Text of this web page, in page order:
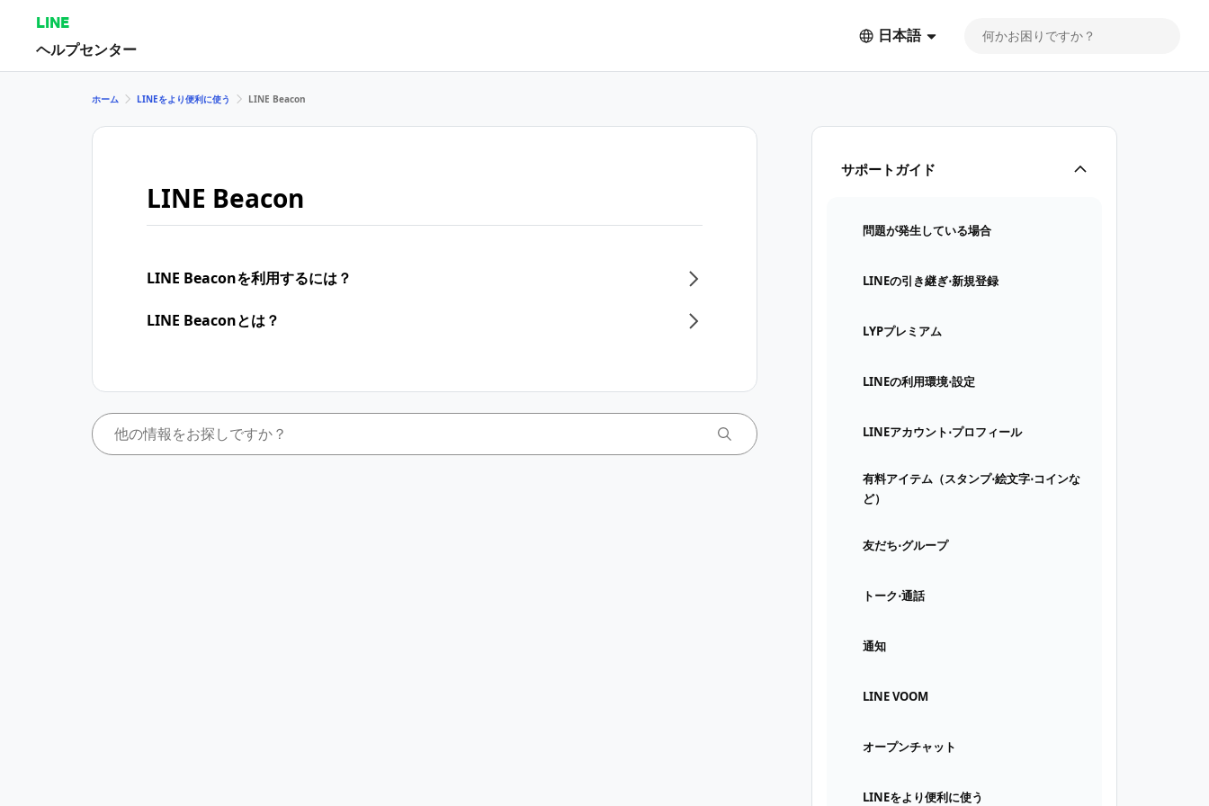
LINE
ヘルプセンター
日本語
サポートガイド
問題が発生している場合
LINEの引き継ぎ⋅新規登録
LYPプレミアム
LINEの利用環境⋅設定
LINEアカウント⋅プロフィール
有料アイテム（スタンプ⋅絵文字⋅コインな
ど）
友だち⋅グループ
トーク⋅通話
通知
LINE VOOM
オープンチャット
LINEをより便利に使う
ホーム LINEをより便利に使う LINE Beacon
LINE Beacon
LINE Beaconを利用するには？
LINE Beaconとは？